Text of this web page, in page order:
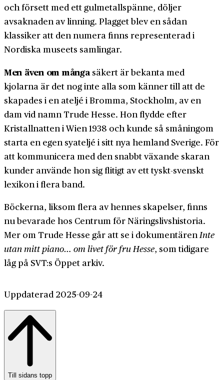
och försett med ett gulmetallspänne, döljer
avsaknaden av linning. Plagget blev en sådan
klassiker att den numera finns representerad i
Nordiska museets samlingar.
Men även om mångasäkert är bekanta med
kjolarna är det nog inte alla som känner till att de
skapades i en ateljé i Bromma, Stockholm, av en
dam vid namn Trude Hesse. Hon flydde efter
Kristallnatten i Wien 1938 och kunde så småningom
starta en egen syateljé i sitt nya hemland Sverige. För
att kommunicera med den snabbt växande skaran
kunder använde hon sig flitigt av ett tyskt-svenskt
lexikon i flera band.
Böckerna, liksom flera av hennes skapelser, finns
nu bevarade hos Centrum för Näringslivshistoria.
Mer om Trude Hesse går att se i dokumentärenInte
utan mitt piano… om livet för fru Hesse, som tidigare
låg på SVT:s Öppet arkiv.
Uppdaterad 2025-09-24
Till sidans topp